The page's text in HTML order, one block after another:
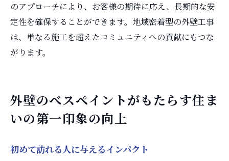
のアプローチにより、お客様の期待に応え、長期的な安
定性を確保することができます。地域密着型の外壁工事
は、単なる施工を超えたコミュニティへの貢献にもつな
がります。
外壁のべスペイントがもたらす住ま
いの第一印象の向上
初めて訪れる人に与えるインパクト